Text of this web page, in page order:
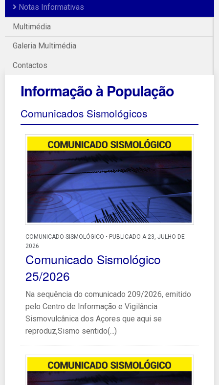
Notas Informativas
Multimédia
Galeria Multimédia
Contactos
Informação à População
Comunicados Sismológicos
COMUNICADO SISMOLÓGICO • PUBLICADO A 23, JULHO DE
2026
Comunicado Sismológico
25/2026
Na sequência do comunicado 209/2026, emitido
pelo Centro de Informação e Vigilância
Sismovulcânica dos Açores que aqui se
reproduz,Sismo sentido(...)